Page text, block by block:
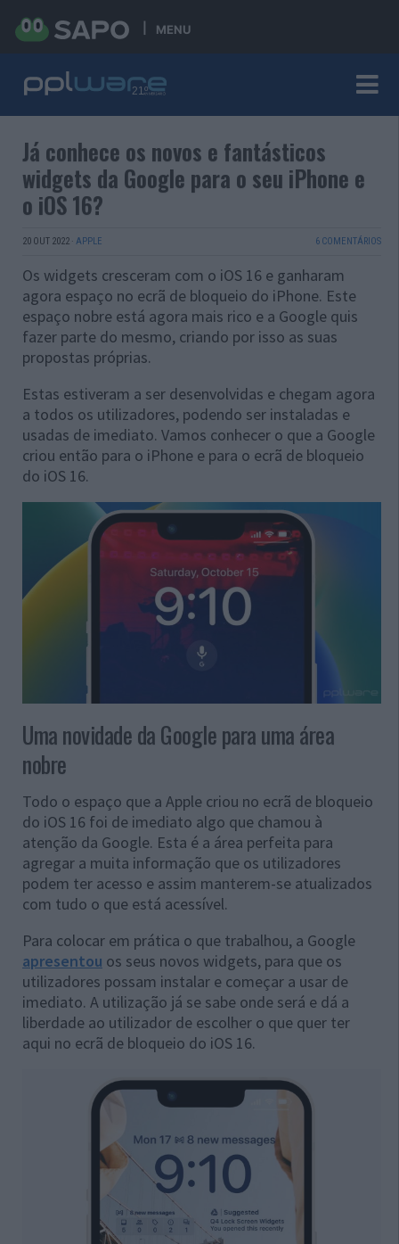
MENU
Já conhece os novos e fantásticos
widgets da Google para o seu iPhone e
o iOS 16?
20 OUT 2022 · APPLE 6 COMENTÁRIOS
Os widgets cresceram com o iOS 16 e ganharam
agora espaço no ecrã de bloqueio do iPhone. Este
espaço nobre está agora mais rico e a Google quis
fazer parte do mesmo, criando por isso as suas
propostas próprias.
Estas estiveram a ser desenvolvidas e chegam agora
a todos os utilizadores, podendo ser instaladas e
usadas de imediato. Vamos conhecer o que a Google
criou então para o iPhone e para o ecrã de bloqueio
do iOS 16.
Uma novidade da Google para uma área
nobre
Todo o espaço que a Apple criou no ecrã de bloqueio
do iOS 16 foi de imediato algo que chamou à
atenção da Google. Esta é a área perfeita para
agregar a muita informação que os utilizadores
podem ter acesso e assim manterem-se atualizados
com tudo o que está acessível.
Para colocar em prática o que trabalhou, a Google
apresentou os seus novos widgets, para que os
utilizadores possam instalar e começar a usar de
imediato. A utilização já se sabe onde será e dá a
liberdade ao utilizador de escolher o que quer ter
aqui no ecrã de bloqueio do iOS 16.